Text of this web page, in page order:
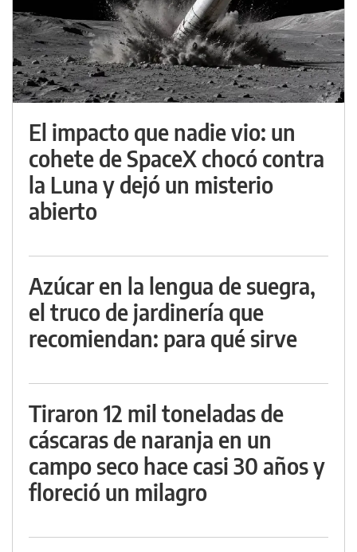
El impacto que nadie vio: un
cohete de SpaceX chocó contra
la Luna y dejó un misterio
abierto
Azúcar en la lengua de suegra,
el truco de jardinería que
recomiendan: para qué sirve
Tiraron 12 mil toneladas de
cáscaras de naranja en un
campo seco hace casi 30 años y
floreció un milagro